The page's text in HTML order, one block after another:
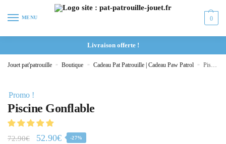
MENU 0
Livraison offerte !
Jouet pat'patrouille » Boutique » Cadeau Pat Patrouille | Cadeau Paw Patrol » Piscine Gonflable
Promo !
Piscine Gonflable
72.90€ 52.90€ -27%